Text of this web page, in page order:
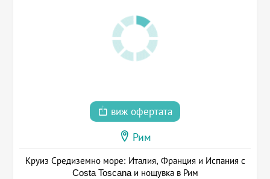
виж офертата
Рим
Круиз Средиземно море: Италия, Франция и Испания с
Costa Toscana и нощувка в Рим